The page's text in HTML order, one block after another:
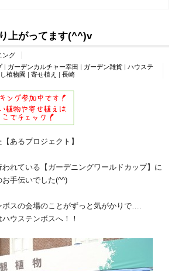
上がってます(^^)v
ング
| ガーデンカルチャー幸田 | ガーデン雑貨 | ハウステ
植物園 | 寄せ植え | 長崎
あるプロジェクト】
れている【ガーデニングワールドカップ】に
手伝いでした(^^)
ボスの会場のことがずっと気がかりで….
ウステンボスへ！！